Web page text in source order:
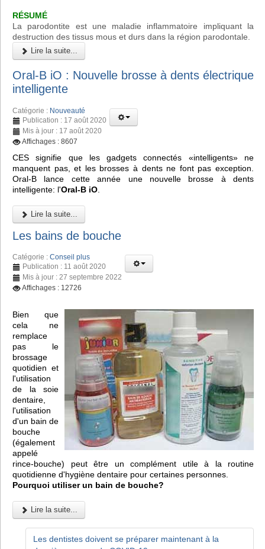
RÉSUMÉ
La parodontite est une maladie inflammatoire impliquant la
destruction des tissus mous et durs dans la région parodontale.
Lire la suite...
Oral-B iO : Nouvelle brosse à dents électrique
intelligente
Catégorie : Nouveauté
Publication : 17 août 2020
Mis à jour : 17 août 2020
Affichages : 8607
CES signifie que les gadgets connectés «intelligents» ne
manquent pas, et les brosses à dents ne font pas exception.
Oral-B lance cette année une nouvelle brosse à dents
intelligente: l'Oral-B iO
Lire la suite...
Les bains de bouche
Catégorie : Conseil plus
Publication : 11 août 2020
Mis à jour : 27 septembre 2022
Affichages : 12726
Bien que
cela ne
remplace
pas le
brossage
quotidien et
l'utilisation
de la soie
dentaire,
l'utilisation
d'un bain de
bouche
(également
appelé
rince-bouche) peut être un complément utile à la routine
quotidienne d'hygiène dentaire pour certaines personnes.
Pourquoi utiliser un bain de bouche?
Lire la suite...
Les dentistes doivent se préparer maintenant à la